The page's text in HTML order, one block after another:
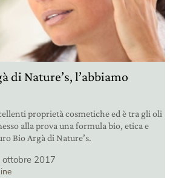
di Nature’s, l’abbiamo
proprietà cosmetiche ed è tra gli oli
alla prova una formula bio, etica e
Bio Argà di Nature’s.
ottobre 2017